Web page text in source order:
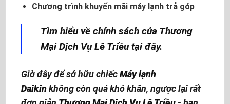
Chương trình khuyến mãi máy lạnh trả góp
Tìm hiểu về chính sách của Thương
Mại Dịch Vụ Lê Triều tại đây.
Giờ đây để sở hữu chiếcMáy lạnh
Daikinkhông còn quá khó khăn, ngược lại rất